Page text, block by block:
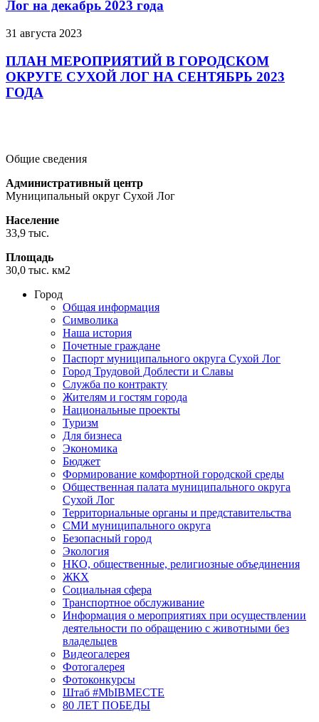
Лог на декабрь 2023 года
31 августа 2023
ПЛАН МЕРОПРИЯТИЙ В ГОРОДСКОМ
ОКРУГЕ СУХОЙ ЛОГ НА СЕНТЯБРЬ 2023
ГОДА
Общие сведения
Административный центр
Муниципальный округ Сухой Лог
Население
33,9 тыс.
Площадь
30,0 тыс. км2
Город
Общая информация
Символика
Наша история
Почетные граждане
Паспорт муниципального округа Сухой Лог
Город Трудовой Доблести и Славы
Служба по контракту
Жителям и гостям города
Национальные проекты
Туризм
Для бизнеса
Экономика
Бюджет
Формирование комфортной городской среды
Общественная палата муниципального округа
Сухой Лог
Территориальные органы и представительства
СМИ муниципального округа
Безопасный город
Экология
НКО, общественные, религиозные объединения
ЖКХ
Социальная сфера
Транспортное обслуживание
Информация о мероприятиях при осуществлении
деятельности по обращению с животными без
владельцев
Видеогалерея
Фотогалерея
Фотоконкурсы
Штаб #MbIBMECTE
80 ЛЕТ ПОБЕДЫ